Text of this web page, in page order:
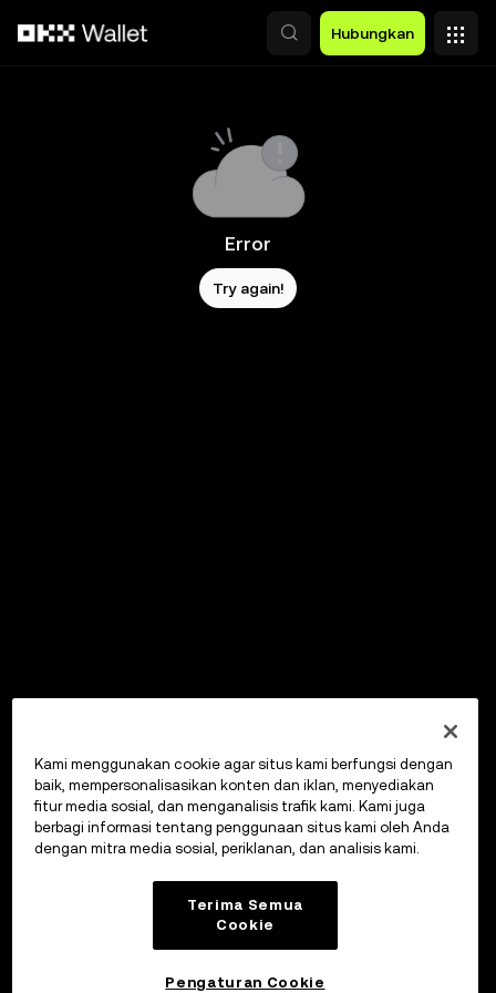
Hubungkan
Error
Try again!
Kami menggunakan cookie agar situs kami berfungsi dengan
baik, mempersonalisasikan konten dan iklan, menyediakan
fitur media sosial, dan menganalisis trafik kami. Kami juga
berbagi informasi tentang penggunaan situs kami oleh Anda
dengan mitra media sosial, periklanan, dan analisis kami.
Terima Semua
Cookie
Pengaturan Cookie